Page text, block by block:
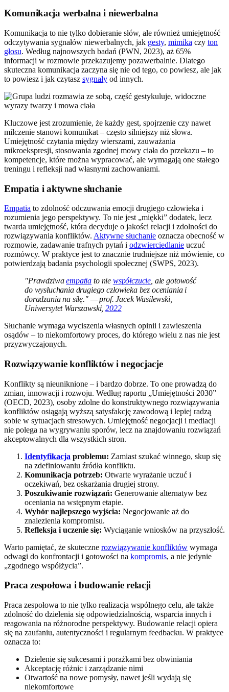
Komunikacja werbalna i niewerbalna
Komunikacja to nie tylko dobieranie słów, ale również umiejętność
odczytywania sygnałów niewerbalnych, jak gesty, mimika czy ton
głosu. Według najnowszych badań (PWN, 2023), aż 65%
informacji w rozmowie przekazujemy pozawerbalnie. Dlatego
skuteczna komunikacja zaczyna się nie od tego, co powiesz, ale jak
to powiesz i jak czytasz sygnały od innych.
Kluczowe jest zrozumienie, że każdy gest, spojrzenie czy nawet
milczenie stanowi komunikat – często silniejszy niż słowa.
Umiejętność czytania między wierszami, zauważania
mikroekspresji, stosowania zgodnej mowy ciała do przekazu – to
kompetencje, które można wypracować, ale wymagają one stałego
treningu i refleksji nad własnymi zachowaniami.
Empatia i aktywne słuchanie
Empatia to zdolność odczuwania emocji drugiego człowieka i
rozumienia jego perspektywy. To nie jest „miękki” dodatek, lecz
twarda umiejętność, która decyduje o jakości relacji i zdolności do
rozwiązywania konfliktów. Aktywne słuchanie oznacza obecność w
rozmowie, zadawanie trafnych pytań i odzwierciedlanie uczuć
rozmówcy. W praktyce jest to znacznie trudniejsze niż mówienie, co
potwierdzają badania psychologii społecznej (SWPS, 2023).
"Prawdziwaempatia to nie współczucie , ale gotowość
do wysłuchania drugiego człowieka bez oceniania i
doradzania na siłę." — prof. Jacek Wasilewski,
Uniwersytet Warszawski,2022
Słuchanie wymaga wyciszenia własnych opinii i zawieszenia
osądów – to niekomfortowy proces, do którego wielu z nas nie jest
przyzwyczajonych.
Rozwiązywanie konfliktów i negocjacje
Konflikty są nieuniknione – i bardzo dobrze. To one prowadzą do
zmian, innowacji i rozwoju. Według raportu „Umiejętności 2030”
(OECD, 2023), osoby zdolne do konstruktywnego rozwiązywania
konfliktów osiągają wyższą satysfakcję zawodową i lepiej radzą
sobie w sytuacjach stresowych. Umiejętność negocjacji i mediacji
nie polega na wygrywaniu sporów, lecz na znajdowaniu rozwiązań
akceptowalnych dla wszystkich stron.
Identyfikacja problemu: Zamiast szukać winnego, skup się
na zdefiniowaniu źródła konfliktu.
Komunikacja potrzeb: Otwarte wyrażanie uczuć i
oczekiwań, bez oskarżania drugiej strony.
Poszukiwanie rozwiązań: Generowanie alternatyw bez
oceniania na wstępnym etapie.
Wybór najlepszego wyjścia: Negocjowanie aż do
znalezienia kompromisu.
Refleksja i uczenie się: Wyciąganie wniosków na przyszłość.
Warto pamiętać, że skuteczne rozwiązywanie konfliktów wymaga
odwagi do konfrontacji i gotowości na kompromis, a nie jedynie
„zgodnego współżycia”.
Praca zespołowa i budowanie relacji
Praca zespołowa to nie tylko realizacja wspólnego celu, ale także
zdolność do dzielenia się odpowiedzialnością, wsparcia innych i
reagowania na różnorodne perspektywy. Budowanie relacji opiera
się na zaufaniu, autentyczności i regularnym feedbacku. W praktyce
oznacza to:
Dzielenie się sukcesami i porażkami bez obwiniania
Akceptację różnic i zarządzanie nimi
Otwartość na nowe pomysły, nawet jeśli wydają się
niekomfortowe